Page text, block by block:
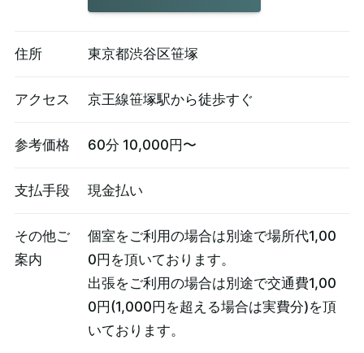
住所 東京都渋谷区笹塚
アクセス 京王線笹塚駅から徒歩すぐ
参考価格 60分 10,000円〜
支払手段 現金払い
その他ご
案内
個室をご利用の場合は別途で場所代1,00
0円を頂いております。
出張をご利用の場合は別途で交通費1,00
0円(1,000円を超える場合は実費分)を頂
いております。